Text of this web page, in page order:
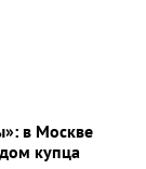
в Москве
купца